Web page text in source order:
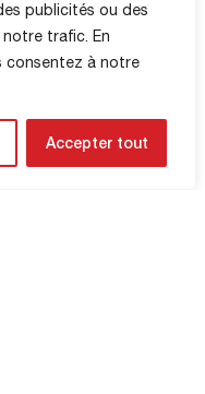
publicités ou des
trafic. En
consentez à notre
Accepter tout
SUR LA